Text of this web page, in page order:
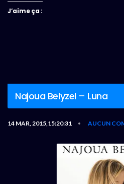
J’aime ça :
Najoua Belyzel – Luna
14 MAR, 2015,15:20:31 • AUCUN